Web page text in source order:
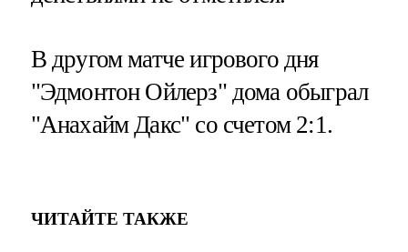
В другом матче игрового дня
"Эдмонтон Ойлерз" дома обыграл
"Анахайм Дакс" со счетом 2:1.
ЧИТАЙТЕ ТАКЖЕ